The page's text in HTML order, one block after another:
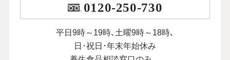
0120-250-730
平日9時～19時､土曜9時～18時､
日･祝日･年末年始休み